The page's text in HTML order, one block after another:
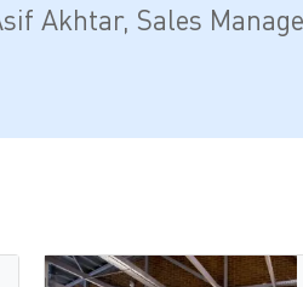
Akhtar, Sales